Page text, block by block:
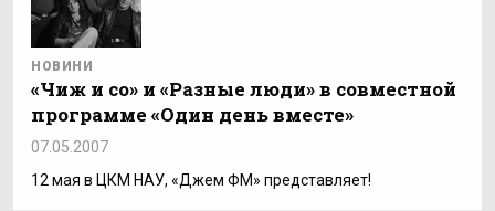
НОВИНИ
«Чиж и со» и «Разные люди» в совместной
программе «Один день вместе»
07.05.2007
12 мая в ЦКМ НАУ, «Джем ФМ» представляет!